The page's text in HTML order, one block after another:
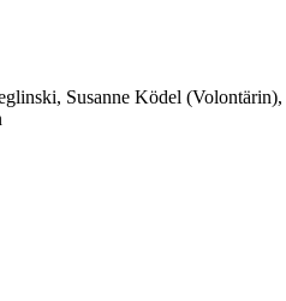
Susanne Ködel (Volontärin),